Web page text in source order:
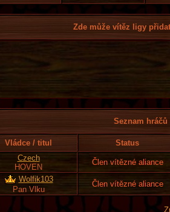
Zde může vítěz ligy
Seznam
Vládce / titul
Status
Czech
HOVEN
Člen vítězné aliance
Wolfik103
Pan Vlku
Člen vítězné aliance